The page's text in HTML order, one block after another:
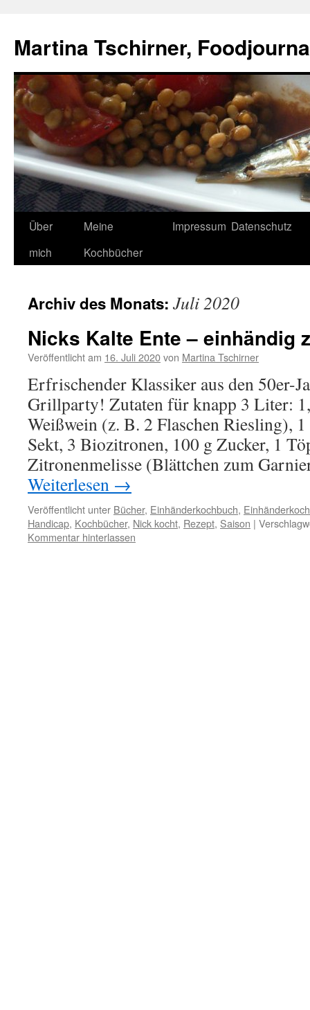
springen
Martina Tschirner,
Über
mich
Meine
Kochbücher
Impressum Datenschutz
Archiv des Monats: Juli 2020
Nicks Kalte Ente – einhändig
Veröffentlicht am 16. Juli 2020von Martina Tschirner
Erfrischender Klassiker aus den 50er-
Grillparty! Zutaten für knapp 3 Liter:
Weißwein (z. B. 2 Flaschen Riesling),
Sekt, 3 Biozitronen, 100 g Zucker, 1
Zitronenmelisse (Blättchen zum
Weiterlesen →
Veröffentlicht unter Bücher, Einhänderkochbuch,
Handicap, Kochbücher, Nick kocht, Rezept, Saison |
Kommentar hinterlassen